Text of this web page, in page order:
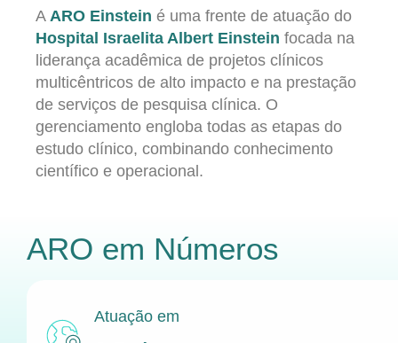
A ARO Einstein é uma frente de atuação do
Hospital Israelita Albert Einstein focada na
liderança acadêmica de projetos clínicos
multicêntricos de alto impacto e na prestação
de serviços de pesquisa clínica. O
gerenciamento engloba todas as etapas do
estudo clínico, combinando conhecimento
científico e operacional.
ARO em Números
Atuação em